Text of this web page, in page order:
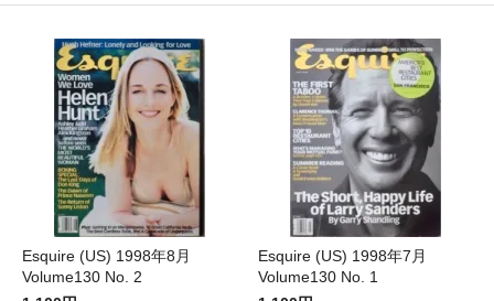
Esquire (US) 1998年8月
Volume130 No. 2
Esquire (US) 1998年7月
Volume130 No. 1